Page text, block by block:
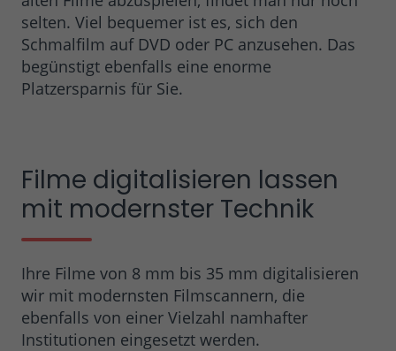
selten. Viel bequemer ist es, sich den
Schmalfilm auf DVD oder PC anzusehen. Das
begünstigt ebenfalls eine enorme
Platzersparnis für Sie.
Filme digitalisieren lassen
mit modernster Technik
Ihre Filme von 8 mm bis 35 mm digitalisieren
wir mit modernsten Filmscannern, die
ebenfalls von einer Vielzahl namhafter
Institutionen eingesetzt werden.